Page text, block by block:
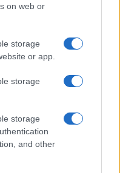
on web or
storage
or app.
storage
storage
and other
B: il percorso di